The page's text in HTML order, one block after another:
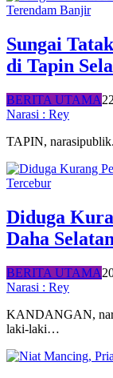
Sungai
di Tapin
BERITA UTAMA
Narasi : Rey
TAPIN,
Diduga
Daha
BERITA UTAMA
Narasi : Rey
KANDANGAN,
laki-laki…